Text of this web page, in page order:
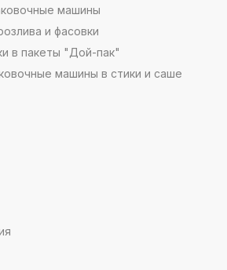
машины
и фасовки
в пакеты "Дой-пак"
машины в стики и саше